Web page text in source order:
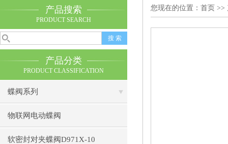
产品搜索
PRODUCT SEARCH
产品分类
PRODUCT CLASSIFICATION
蝶阀系列
物联网电动蝶阀
软密封对夹蝶阀D971X-10
您现在的位置： 首页 >>